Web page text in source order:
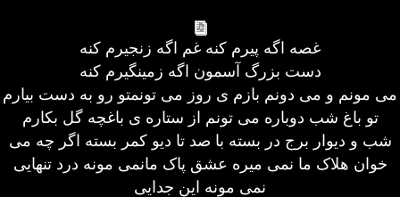
غصه اگه پیرم کنه غم اگه زنجیرم کنه
دست بزرگ آسمون اگه زمینگیرم کنه
می مونم و می دونم بازم ی روز می تونمتو رو به دست بیارم
تو باغ شب دوباره می تونم از ستاره ی باغچه گل بکارم
شب و دیوار برج در بسته با صد تا دیو کمر بسته اگر چه می
خوان هلاک ما نمی میره عشق پاک مانمی مونه درد تنهایی
نمی مونه این جدایی